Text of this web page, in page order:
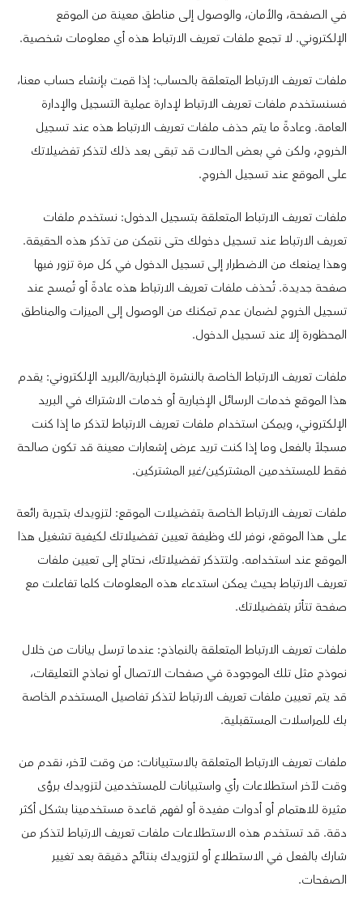
في الصفحة، والأمان، والوصول إلى مناطق معينة من الموقع
الإلكتروني. لا تجمع ملفات تعريف الارتباط هذه أي معلومات شخصية.
ملفات تعريف الارتباط المتعلقة بالحساب: إذا قمت بإنشاء حساب معنا،
فسنستخدم ملفات تعريف الارتباط لإدارة عملية التسجيل والإدارة
العامة. وعادةً ما يتم حذف ملفات تعريف الارتباط هذه عند تسجيل
الخروج، ولكن في بعض الحالات قد تبقى بعد ذلك لتذكر تفضيلاتك
على الموقع عند تسجيل الخروج.
ملفات تعريف الارتباط المتعلقة بتسجيل الدخول: نستخدم ملفات
تعريف الارتباط عند تسجيل دخولك حتى نتمكن من تذكر هذه الحقيقة.
وهذا يمنعك من الاضطرار إلى تسجيل الدخول في كل مرة تزور فيها
صفحة جديدة. تُحذف ملفات تعريف الارتباط هذه عادةً أو تُمسح عند
تسجيل الخروج لضمان عدم تمكنك من الوصول إلى الميزات والمناطق
المحظورة إلا عند تسجيل الدخول.
ملفات تعريف الارتباط الخاصة بالنشرة الإخبارية/البريد الإلكتروني: يقدم
هذا الموقع خدمات الرسائل الإخبارية أو خدمات الاشتراك في البريد
الإلكتروني، ويمكن استخدام ملفات تعريف الارتباط لتذكر ما إذا كنت
مسجلاً بالفعل وما إذا كنت تريد عرض إشعارات معينة قد تكون صالحة
فقط للمستخدمين المشتركين/غير المشتركين.
ملفات تعريف الارتباط الخاصة بتفضيلات الموقع: لتزويدك بتجربة رائعة
على هذا الموقع، نوفر لك وظيفة تعيين تفضيلاتك لكيفية تشغيل هذا
الموقع عند استخدامه. ولتتذكر تفضيلاتك، نحتاج إلى تعيين ملفات
تعريف الارتباط بحيث يمكن استدعاء هذه المعلومات كلما تفاعلت مع
صفحة تتأثر بتفضيلاتك.
ملفات تعريف الارتباط المتعلقة بالنماذج: عندما ترسل بيانات من خلال
نموذج مثل تلك الموجودة في صفحات الاتصال أو نماذج التعليقات،
قد يتم تعيين ملفات تعريف الارتباط لتذكر تفاصيل المستخدم الخاصة
بك للمراسلات المستقبلية.
ملفات تعريف الارتباط المتعلقة بالاستبيانات: من وقت لآخر، نقدم من
وقت لآخر استطلاعات رأي واستبيانات للمستخدمين لتزويدك برؤى
مثيرة للاهتمام أو أدوات مفيدة أو لفهم قاعدة مستخدمينا بشكل أكثر
دقة. قد تستخدم هذه الاستطلاعات ملفات تعريف الارتباط لتذكر من
شارك بالفعل في الاستطلاع أو لتزويدك بنتائج دقيقة بعد تغيير
الصفحات.